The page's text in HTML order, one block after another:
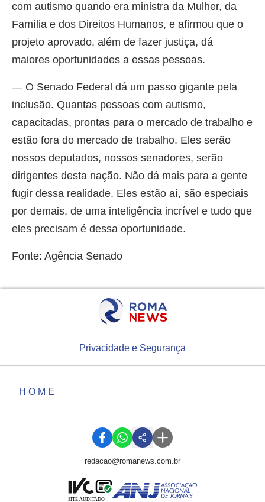
com autismo quando era ministra da Mulher, da
Família e dos Direitos Humanos, e afirmou que o
projeto aprovado, além de fazer justiça, dá
maiores oportunidades a essas pessoas.
— O Senado Federal dá um passo gigante pela
inclusão. Quantas pessoas com autismo,
capacitadas, prontas para o mercado de trabalho e
estão fora do mercado de trabalho. Eles serão
nossos deputados, nossos senadores, serão
dirigentes desta nação. Não dá mais para a gente
fugir dessa realidade. Eles estão aí, são especiais
por demais, de uma inteligência incrível e tudo que
eles precisam é dessa oportunidade.
Fonte: Agência Senado
Privacidade e Segurança
HOME
redacao@romanews.com.br
SITE AUDITADO